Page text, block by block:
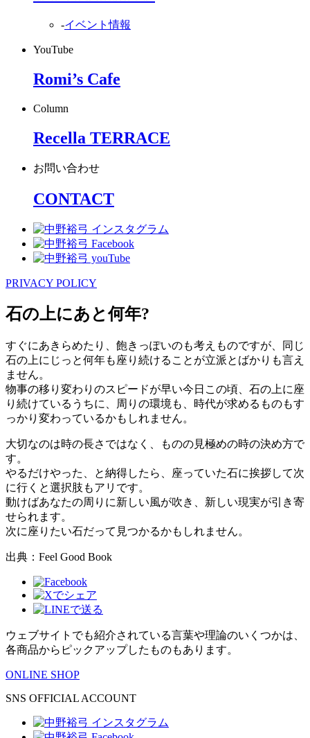
-イベント情報
YouTube
Romi’s Cafe
Column
Recella TERRACE
お問い合わせ
CONTACT
PRIVACY POLICY
石の上にあと何年?
すぐにあきらめたり、飽きっぽいのも考えものですが、同じ
石の上にじっと何年も座り続けることが立派とばかりも言え
ません。
物事の移り変わりのスピードが早い今日この頃、石の上に座
り続けているうちに、周りの環境も、時代が求めるものもす
っかり変わっているかもしれません。
大切なのは時の長さではなく、ものの見極めの時の決め方で
す。
やるだけやった、と納得したら、座っていた石に挨拶して次
に行くと選択肢もアリです。
動けばあなたの周りに新しい風が吹き、新しい現実が引き寄
せられます。
次に座りたい石だって見つかるかもしれません。
出典：Feel Good Book
ウェブサイトでも紹介されている言葉や理論のいくつかは、
各商品からピックアップしたものもあります。
ONLINE SHOP
SNS OFFICIAL ACCOUNT